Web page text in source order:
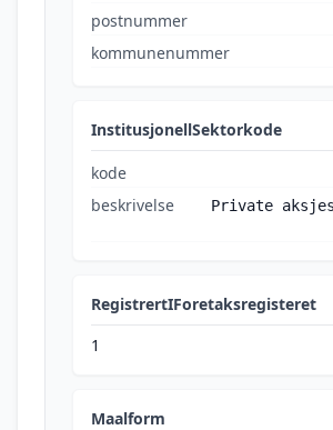
postnummer
kommunenummer
InstitusjonellSektorkode
kode
beskrivelse
Private
RegistrertIForetaksregisteret
1
Maalform